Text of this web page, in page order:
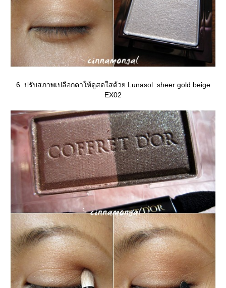
6. ปรับสภาพเปลือกตาให้ดูสดใสด้วย Lunasol :sheer gold beige
EX02